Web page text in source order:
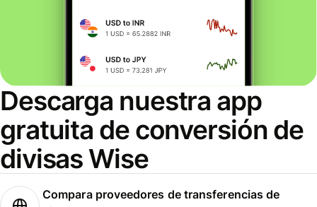
Descarga nuestra app
gratuita de conversión de
divisas Wise
Compara proveedores de transferencias de